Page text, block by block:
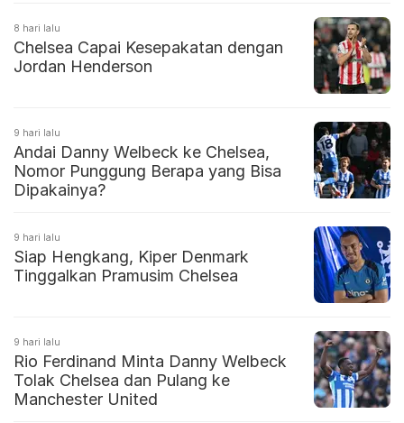
8 hari lalu
Chelsea Capai Kesepakatan dengan
Jordan Henderson
9 hari lalu
Andai Danny Welbeck ke Chelsea,
Nomor Punggung Berapa yang Bisa
Dipakainya?
9 hari lalu
Siap Hengkang, Kiper Denmark
Tinggalkan Pramusim Chelsea
9 hari lalu
Rio Ferdinand Minta Danny Welbeck
Tolak Chelsea dan Pulang ke
Manchester United